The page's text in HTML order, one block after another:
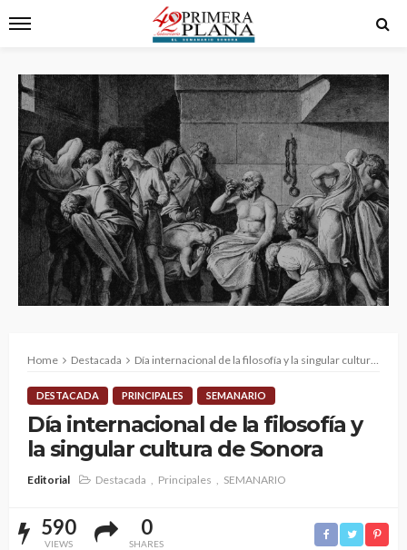
Home Destacada Día internacional de la filosofía y la singular cultura de Sonora
DESTACADA PRINCIPALES SEMANARIO
Día internacional de la filosofía y
la singular cultura de Sonora
Editorial Destacada Principales SEMANARIO
590
VIEWS
0
SHARES